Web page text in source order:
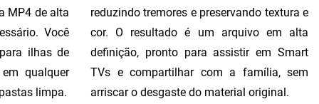
MP4 de alta
Você
ilhas de
qualquer
limpa.
reduzindo tremores e preservando textura e
cor. O resultado é um arquivo em alta
definição, pronto para assistir em Smart
TVs e compartilhar com a família, sem
arriscar o desgaste do material original.